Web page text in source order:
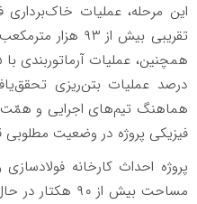
این مرحله، عملیات
تقریبی بیش از
درصد عملیات بتن‌ریزی
هماهنگ تیم‌های اجرایی و
فیزیکی پروژه در وضعیت مطلوبی
مساحت بیش از